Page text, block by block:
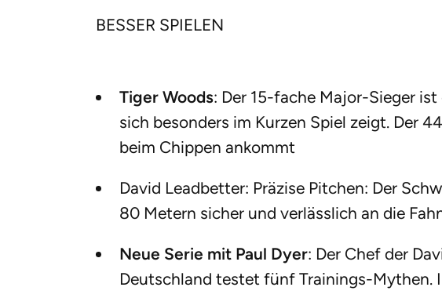
BESSER SPIELEN
Tiger Woods: Der 15-fache Major-Sieger
sich besonders im Kurzen Spiel zeigt. Der
beim Chippen ankommt
David Leadbetter: Präzise Pitchen: Der
80 Metern sicher und verlässlich an die
Neue Serie mit Paul Dyer: Der Chef der
Deutschland testet fünf Trainings-Mythen.